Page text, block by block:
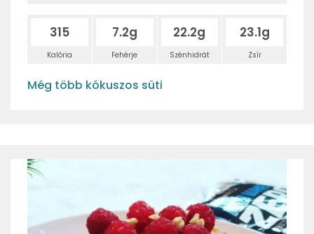
315
Kalória
7.2g
Fehérje
22.2g
Szénhidrát
23.1g
Zsír
Még több kókuszos süti